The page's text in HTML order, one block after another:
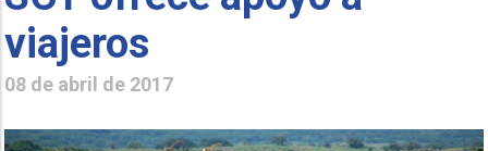
viajeros
08 de abril de 2017